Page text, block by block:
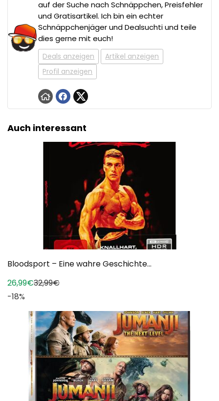
auf der Suche nach Schnäppchen, Preisfehler
und Gratisartikel. Ich bin ein echter
Schnäppchenjäger und Dealsuchti und teile
dies gerne mit euch!
Deals anzeigen
Artikel anzeigen
Profil anzeigen
Auch interessant
Bloodsport – Eine wahre Geschichte...
26,99€32,99€
-18%